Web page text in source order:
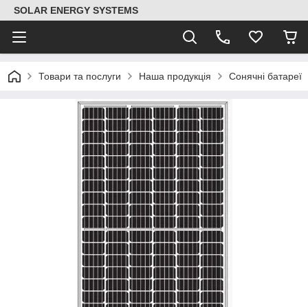
SOLAR ENERGY SYSTEMS
Товари та послуги Наша продукція Сонячні батареї